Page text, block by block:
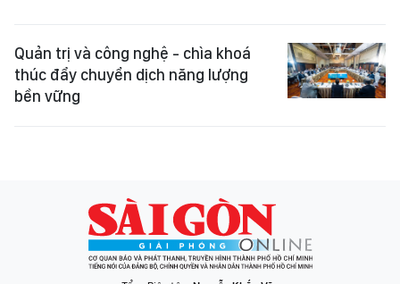
Quản trị và công nghệ - chìa khoá
thúc đẩy chuyển dịch năng lượng
bền vững